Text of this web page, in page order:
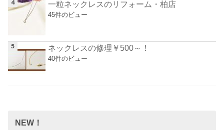
一粒ネックレスのリフォーム・柏店
45件のビュー
ネックレスの修理￥500～！
40件のビュー
NEW！